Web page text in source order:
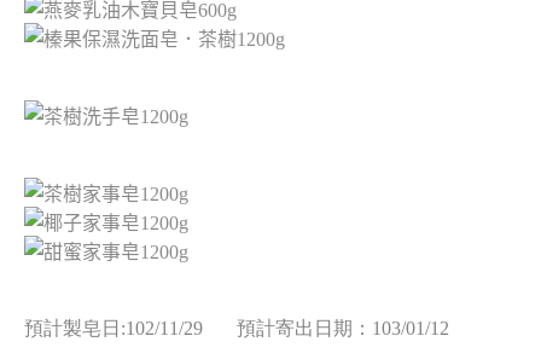
預計製皂日:102/11/29 預計寄出日期：103/01/12